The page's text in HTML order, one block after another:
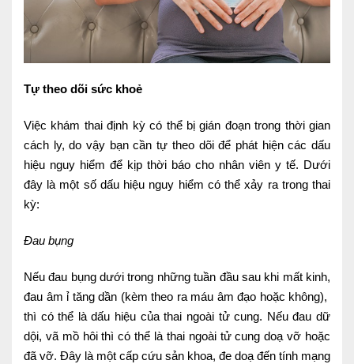
Tự theo dõi sức khoẻ
Việc khám thai định kỳ có thể bị gián đoạn trong thời gian
cách ly, do vậy bạn cần tự theo dõi để phát hiện các dấu
hiệu nguy hiểm để kịp thời báo cho nhân viên y tế. Dưới
đây là một số dấu hiệu nguy hiểm có thể xảy ra trong thai
kỳ:
Đau bụng
Nếu đau bụng dưới trong những tuần đầu sau khi mất kinh,
đau âm ỉ tăng dần (kèm theo ra máu âm đạo hoặc không),
thì có thể là dấu hiệu của thai ngoài tử cung. Nếu đau dữ
dội, vã mồ hôi thì có thể là thai ngoài tử cung doạ vỡ hoặc
đã vỡ. Đây là một cấp cứu sản khoa, đe doạ đến tính mạng